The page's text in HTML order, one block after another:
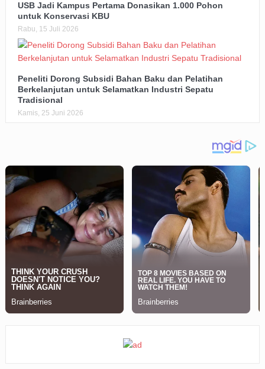
USB Jadi Kampus Pertama Donasikan 1.000 Pohon
untuk Konservasi KBU
Rabu, 15 Juli 2026
Peneliti Dorong Subsidi Bahan Baku dan Pelatihan
Berkelanjutan untuk Selamatkan Industri Sepatu
Tradisional
Kamis, 25 Juni 2026